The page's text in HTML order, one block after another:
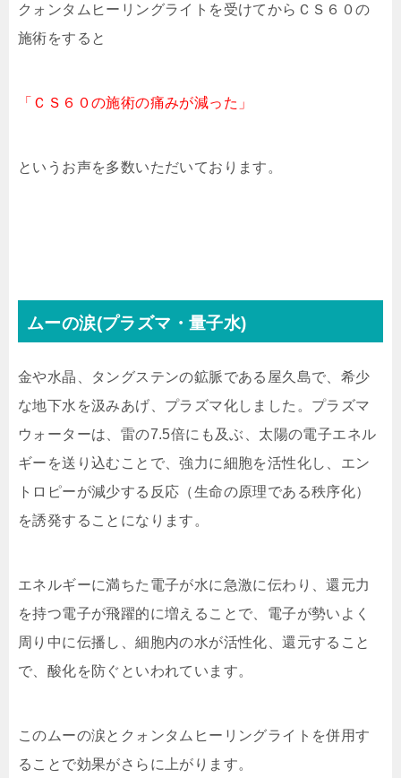
クォンタムヒーリングライトを受けてからＣＳ６０の
施術をすると
「ＣＳ６０の施術の痛みが減った」
というお声を多数いただいております。
ムーの涙(プラズマ・量子水)
金や水晶、タングステンの鉱脈である屋久島で、希少
な地下水を汲みあげ、プラズマ化しました。プラズマ
ウォーターは、雷の7.5倍にも及ぶ、太陽の電子エネル
ギーを送り込むことで、強力に細胞を活性化し、エン
トロピーが減少する反応（生命の原理である秩序化）
を誘発することになります。
エネルギーに満ちた電子が水に急激に伝わり、還元力
を持つ電子が飛躍的に増えることで、電子が勢いよく
周り中に伝播し、細胞内の水が活性化、還元すること
で、酸化を防ぐといわれています。
このムーの涙とクォンタムヒーリングライトを併用す
ることで効果がさらに上がります。